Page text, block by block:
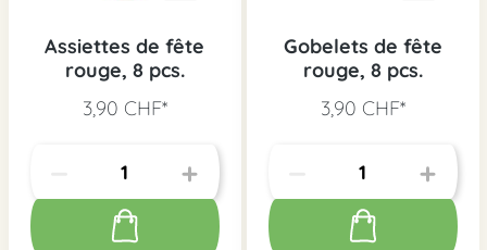
Assiettes de fête
rouge, 8 pcs.
3,90 CHF*
Gobelets de fête
rouge, 8 pcs.
3,90 CHF*